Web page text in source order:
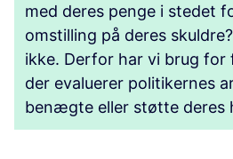
med deres penge i stedet
omstilling på deres
ikke. Derfor har vi brug for
der evaluerer politikernes
benægte eller støtte deres